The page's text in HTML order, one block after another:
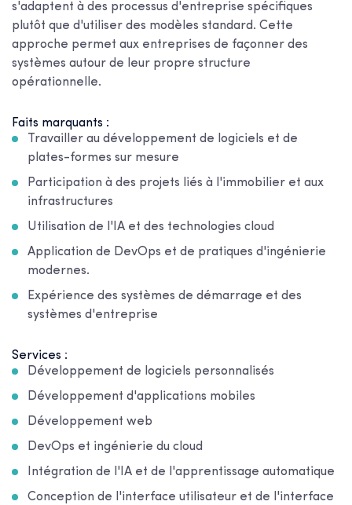
s'adaptent à des processus d'entreprise spécifiques
plutôt que d'utiliser des modèles standard. Cette
approche permet aux entreprises de façonner des
systèmes autour de leur propre structure
opérationnelle.
Faits marquants :
Travailler au développement de logiciels et de
plates-formes sur mesure
Participation à des projets liés à l'immobilier et aux
infrastructures
Utilisation de l'IA et des technologies cloud
Application de DevOps et de pratiques d'ingénierie
modernes.
Expérience des systèmes de démarrage et des
systèmes d'entreprise
Services :
Développement de logiciels personnalisés
Développement d'applications mobiles
Développement web
DevOps et ingénierie du cloud
Intégration de l'IA et de l'apprentissage automatique
Conception de l'interface utilisateur et de l'interface